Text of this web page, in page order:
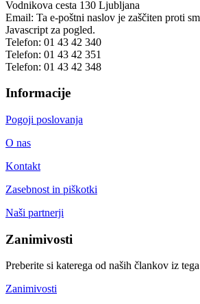
Vodnikova cesta 130 Ljubljana
Email: Ta e-poštni naslov je zaščiten proti
Javascript za pogled.
Telefon: 01 43 42 340
Telefon: 01 43 42 351
Telefon: 01 43 42 348
Informacije
Pogoji poslovanja
O nas
Kontakt
Zasebnost in piškotki
Naši partnerji
Zanimivosti
Preberite si katerega od naših člankov iz
Zanimivosti